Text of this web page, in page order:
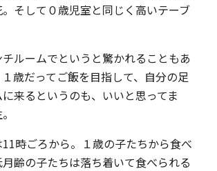
そして０歳児室と同じく高いテーブ
チルームでというと驚かれることもあ
歳だってご飯を目指して、自分の足
来るというのも、いいと思ってま
時ごろから。１歳の子たちから食べ
齢の子たちは落ち着いて食べられる